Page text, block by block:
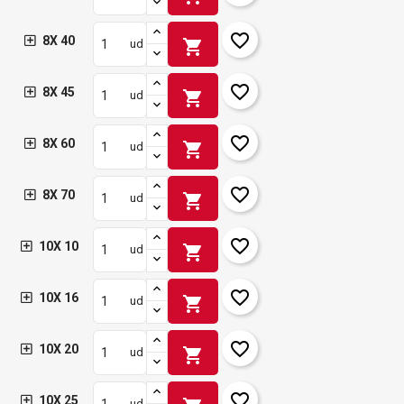
8X 40 ud shopping_cart favorite_border
8X 45 ud shopping_cart favorite_border
8X 60 ud shopping_cart favorite_border
8X 70 ud shopping_cart favorite_border
10X 10 ud shopping_cart favorite_border
10X 16 ud shopping_cart favorite_border
10X 20 ud shopping_cart favorite_border
10X 25